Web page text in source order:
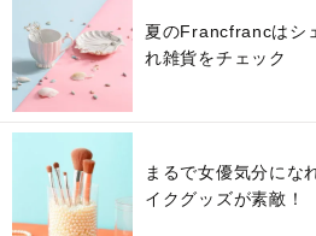
夏のFrancfrancはシ
れ雑貨をチェック
まるで女優気分にな
イクグッズが素敵！